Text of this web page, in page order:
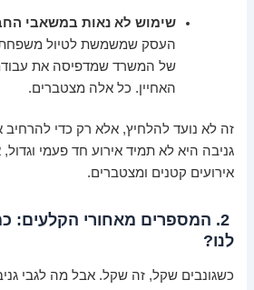
שימוש לא נאות במשאבי
העסק שמשמשת לטיול
של המשרד שמדפיסה את
האחיין. כל אלה מצטברים.
זה לא נועד להלחיץ, אלא רק כדי
גניבה היא לא תמיד אירוע חד פעמי
אירועים קטנים ומצטברים.
2. המספרים מאחורי הקלעים:
לנו?
כשגונבים שקל, זה שקל. אבל מה לגבי